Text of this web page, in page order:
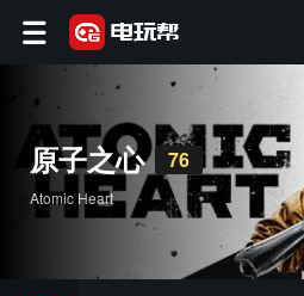
原子之心 76
Atomic Heart